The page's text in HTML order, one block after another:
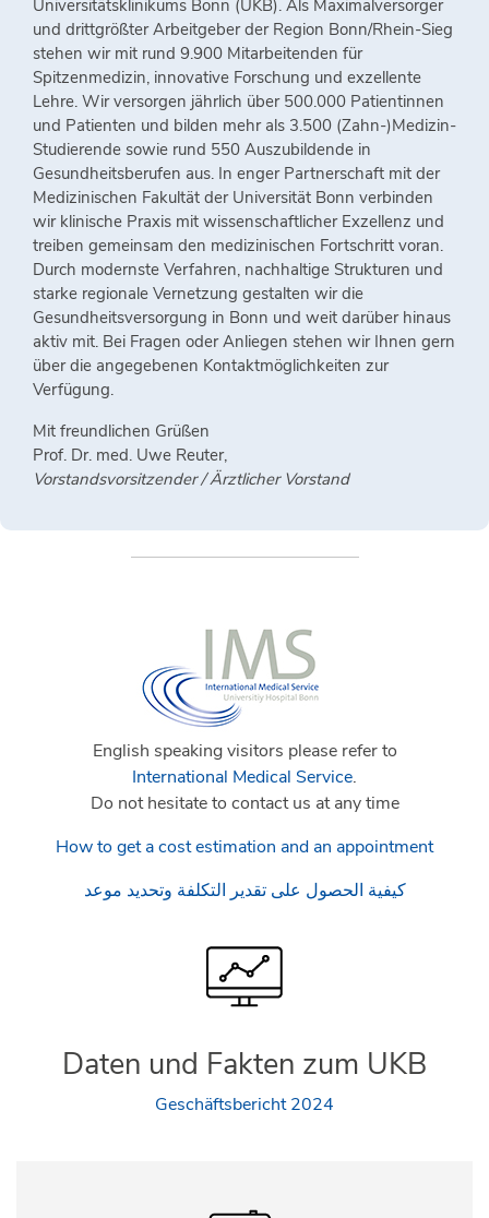
Universitätsklinikums Bonn (UKB). Als Maximalversorger
und drittgrößter Arbeitgeber der Region Bonn/Rhein-Sieg
stehen wir mit rund 9.900 Mitarbeitenden für
Spitzenmedizin, innovative Forschung und exzellente
Lehre. Wir versorgen jährlich über 500.000 Patientinnen
und Patienten und bilden mehr als 3.500 (Zahn-)Medizin-
Studierende sowie rund 550 Auszubildende in
Gesundheitsberufen aus. In enger Partnerschaft mit der
Medizinischen Fakultät der Universität Bonn verbinden
wir klinische Praxis mit wissenschaftlicher Exzellenz und
treiben gemeinsam den medizinischen Fortschritt voran.
Durch modernste Verfahren, nachhaltige Strukturen und
starke regionale Vernetzung gestalten wir die
Gesundheitsversorgung in Bonn und weit darüber hinaus
aktiv mit. Bei Fragen oder Anliegen stehen wir Ihnen gern
über die angegebenen Kontaktmöglichkeiten zur
Verfügung.
Mit freundlichen Grüßen
Prof. Dr. med. Uwe Reuter,
Vorstandsvorsitzender / Ärztlicher Vorstand
English speaking visitors please refer to
International Medical Service.
Do not hesitate to contact us at any time
How to get a cost estimation and an appointment
كيفية الحصول على تقدير التكلفة وتحديد موعد
Daten und Fakten zum UKB
Geschäftsbericht 2024